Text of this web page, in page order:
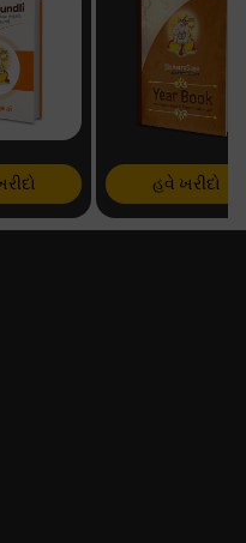
હવે ખરીદો